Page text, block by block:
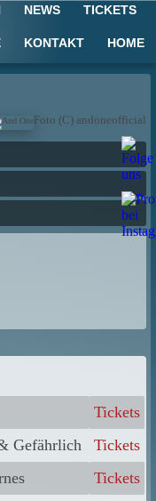
NEWS TICKETS
KONTAKT HOME
Foto (C) andoneofficial
Tickets
Gefährlich
Tickets
Tickets